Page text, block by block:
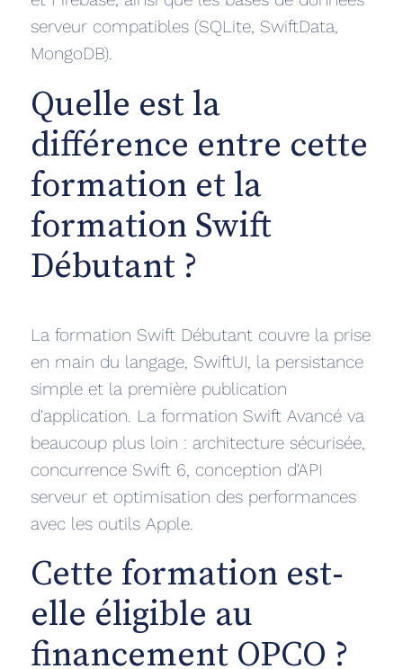
serveur compatibles (SQLite, SwiftData,
MongoDB).
Quelle est la
différence entre cette
formation et la
formation Swift
Débutant ?
La formation Swift Débutant couvre la prise
en main du langage, SwiftUI, la persistance
simple et la première publication
d'application. La formation Swift Avancé va
beaucoup plus loin : architecture sécurisée,
concurrence Swift 6, conception d'API
serveur et optimisation des performances
avec les outils Apple.
Cette formation est-
elle éligible au
financement OPCO ?